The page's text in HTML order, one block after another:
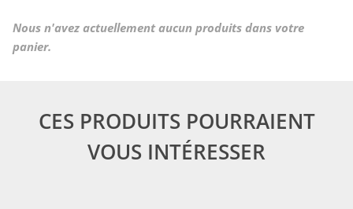
Nous n'avez actuellement aucun produits dans votre
panier.
CES PRODUITS POURRAIENT
VOUS INTÉRESSER